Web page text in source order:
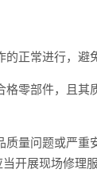
正常进行，避
零部件，且
量问题或严
开展现场修理